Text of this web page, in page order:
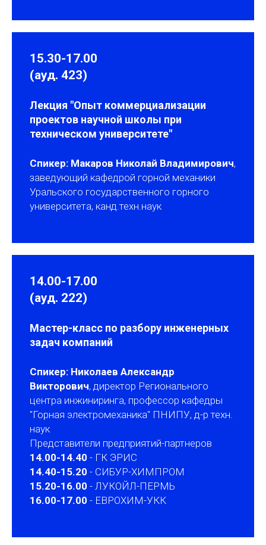
15.30-17.00
(ауд. 423)
Лекция "Опыт коммерциализации
проектов научной школы при
техническом университете"
Спикер: Макаров Николай Владимирович,
заведующий кафедрой горной механики
Уральского государственного горного
университета, канд.техн.наук
14.00-17.00
(ауд. 222)
Мастер-класс по разбору инженерных
задач компаний
Спикер: Николаев Александр
Викторович, директор Регионального
центра инжиниринга, профессор кафедры
"Горная электромеханика" ПНИПУ, д-р техн.
наук
Представители предприятий-партнеров
14.00-14.40 - ГК ЭРИС
14.40-15.20 - СИБУР-ХИМПРОМ
15.20-16.00 - ЛУКОЙЛ-ПЕРМЬ
16.00-17.00 - ЕВРОХИМ-УКК